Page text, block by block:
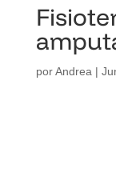
porAndrea |